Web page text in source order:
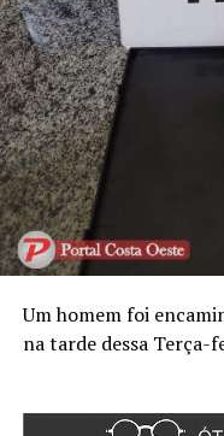
Um homem foi
na tarde dessa Terça-